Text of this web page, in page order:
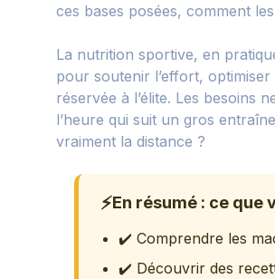
ces bases posées, comment
La nutrition sportive, en
pour soutenir l’effort,
réservée à l’élite. Les besoins
l’heure qui suit un gros
vraiment la distance ?
⚡En résumé : ce que
✔️ Comprendre les
✔️ Découvrir des